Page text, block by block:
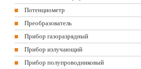
Потенциометр
Преобразователь
Прибор газоразрядный
Прибор излучающий
Прибор полупроводниковый